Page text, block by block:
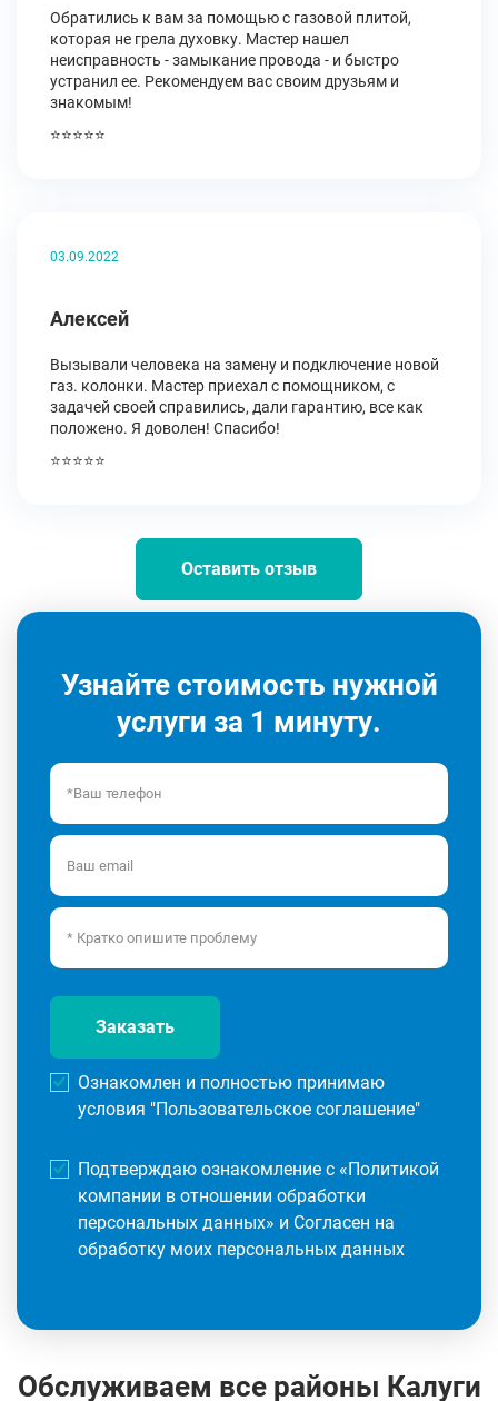
Обратились к вам за помощью с газовой плитой,
которая не грела духовку. Мастер нашел
неисправность - замыкание провода - и быстро
устранил ее. Рекомендуем вас своим друзьям и
знакомым!
⭐⭐⭐⭐⭐
03.09.2022
Алексей
Вызывали человека на замену и подключение новой
газ. колонки. Мастер приехал с помощником, с
задачей своей справились, дали гарантию, все как
положено. Я доволен! Спасибо!
⭐⭐⭐⭐⭐
Оставить отзыв
Узнайте стоимость нужной
услуги за 1 минуту.
Заказать
Ознакомлен и полностью принимаю
условия "Пользовательское соглашение"
Подтверждаю ознакомление с «Политикой
компании в отношении обработки
персональных данных» и Согласен на
обработку моих персональных данных
Обслуживаем все районы Калуги